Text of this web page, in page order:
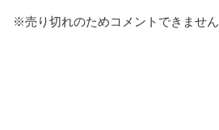
※売り切れのためコメントできません